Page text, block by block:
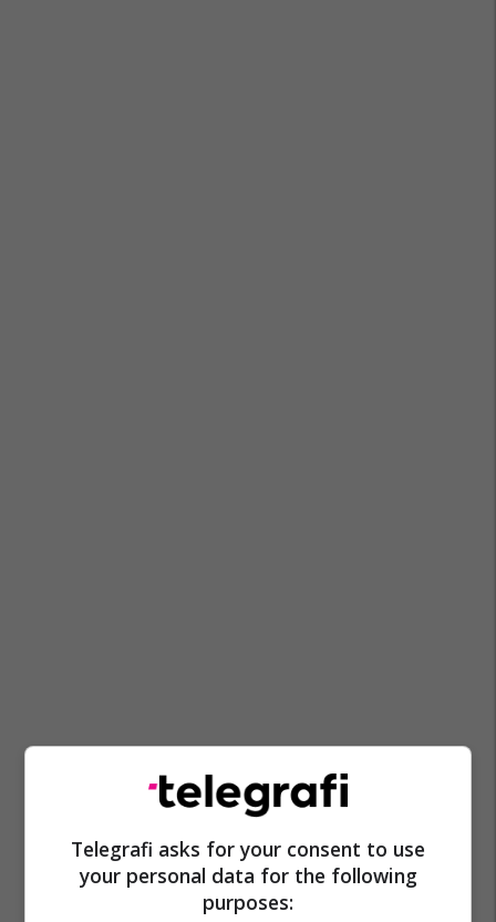
Telegrafi asks for your consent to use
your personal data for the following
purposes: